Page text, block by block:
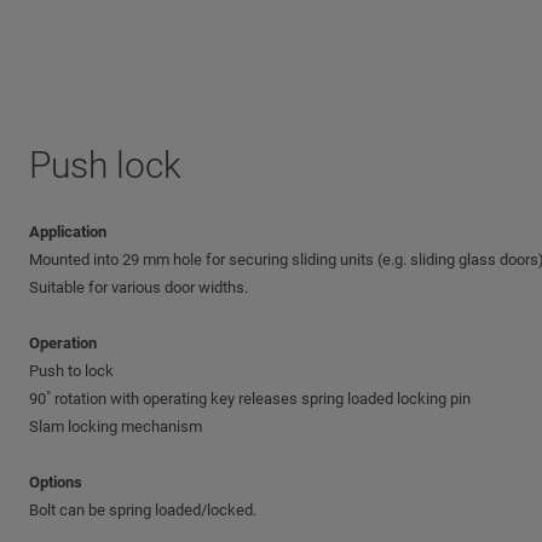
Push lock
Application
Mounted into 29 mm hole for securing sliding units (e.g. sliding glass
Suitable for various door widths.
Operation
Push to lock
90˚ rotation with operating key releases spring loaded locking pin
Slam locking mechanism
Options
Bolt can be spring loaded/locked.